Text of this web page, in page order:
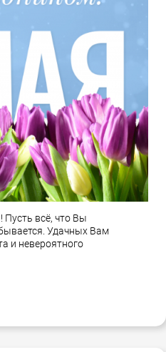
всё, что Вы
Удачных Вам
и невероятного